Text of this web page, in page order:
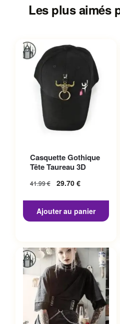
Les plus aimés
Casquette Gothique
Tête Taureau 3D
41.99€ 29.70 €
Ajouter au panier